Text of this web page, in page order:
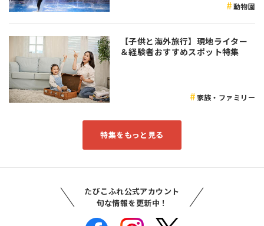
動物園
【子供と海外旅行】現地ライター
＆経験者おすすめスポット特集
家族・ファミリー
特集をもっと見る
たびこふれ公式アカウント
旬な情報を更新中！